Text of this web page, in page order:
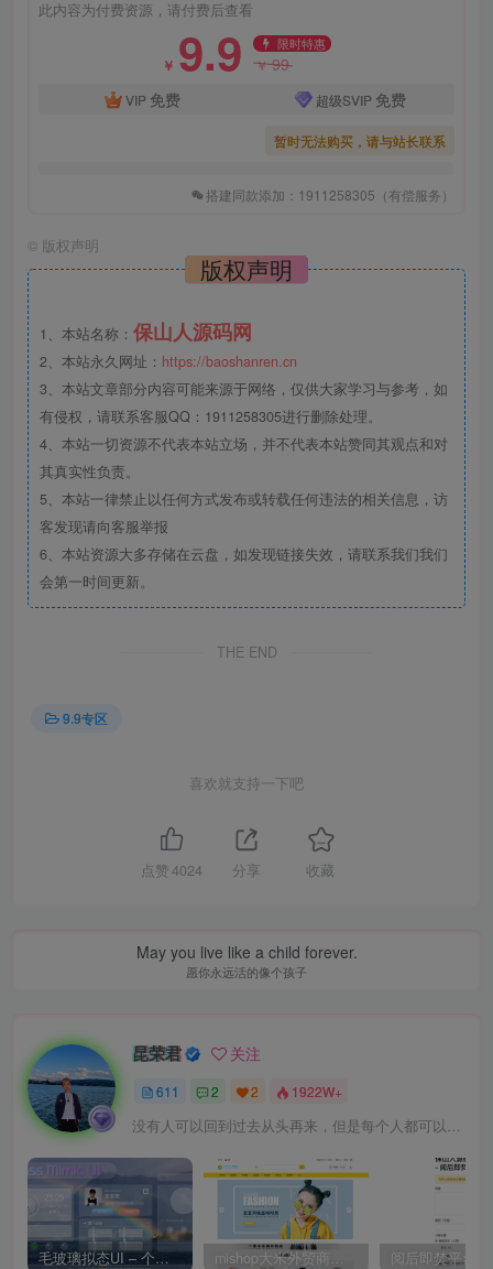
此内容为付费资源，请付费后查看
￥ 9.9 限时特惠
￥99
VIP 免费 超级SVIP 免费
暂时无法购买，请与站长联系
搭建同款添加：1911258305（有偿服务）
© 版权声明
版权声明
1、本站名称： 保山人源码网
2、本站永久网址： https://baoshanren.cn
3、本站文章部分内容可能来源于网络，仅供大家学习与参考，如
有侵权，请联系客服QQ：1911258305进行删除处理。
4、本站一切资源不代表本站立场，并不代表本站赞同其观点和对
其真实性负责。
5、本站一律禁止以任何方式发布或转载任何违法的相关信息，访
客发现请向客服举报
6、本站资源大多存储在云盘，如发现链接失效，请联系我们我们
会第一时间更新。
THE END
9.9专区
喜欢就支持一下吧
点赞 4024 分享 收藏
May you live like a child forever.
愿你永远活的像个孩子
昆荣君 关注
611 2 2 1922W+
没有人可以回到过去从头再来，但是每个人都可以从今天开始，创造一个全新的结局
毛玻璃拟态UI – 个人主页（开源版） mishop大米外贸商城系统133种语言版本